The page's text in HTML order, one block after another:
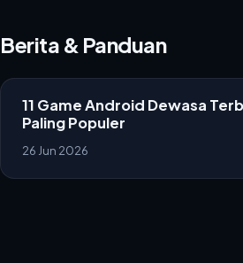
Berita & Panduan
11 Game Android Dewasa
Paling Populer
26 Jun 2026